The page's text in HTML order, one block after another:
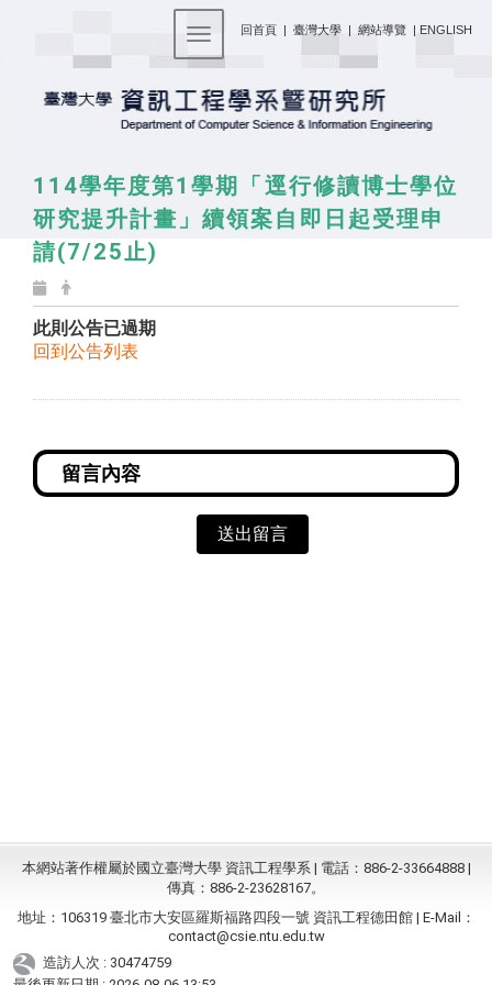
回首頁 | 臺灣大學 | 網站導覽 | ENGLISH
Toggle navigation
114學年度第1學期「逕行修讀博士學位
研究提升計畫」續領案自即日起受理申
請(7/25止)
此則公告已過期
回到公告列表
送出留言
本網站著作權屬於國立臺灣大學 資訊工程學系 | 電話：886-2-33664888 |
傳真：886-2-23628167。
地址：106319 臺北市大安區羅斯福路四段一號 資訊工程德田館 | E-Mail：
contact@csie.ntu.edu.tw
造訪人次 : 30474759